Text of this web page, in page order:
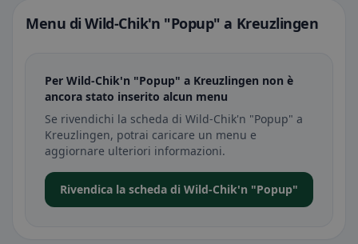
Menu di Wild-Chik'n "Popup" a Kreuzlingen
Per Wild-Chik'n "Popup" a Kreuzlingen non è
ancora stato inserito alcun menu
Se rivendichi la scheda di Wild-Chik'n "Popup" a
Kreuzlingen, potrai caricare un menu e
aggiornare ulteriori informazioni.
Rivendica la scheda di Wild-Chik'n "Popup"